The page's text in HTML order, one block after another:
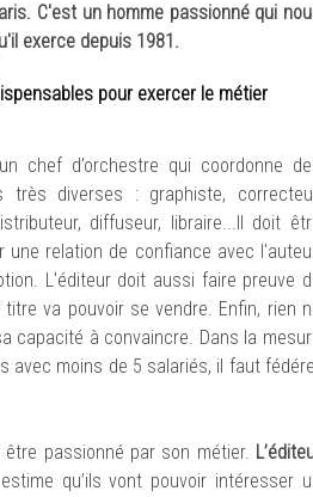
C'est un homme passionné qui
exerce depuis 1981.
pour exercer le métier
chef d’orchestre qui coordonne
très diverses : graphiste,
diffuseur, libraire...Il doit
relation de confiance avec
L'éditeur doit aussi faire preuve
va pouvoir se vendre. Enfin, rien
capacité à convaincre. Dans la
avec moins de 5 salariés, il faut
passionné par son métier.
qu’ils vont pouvoir intéresser